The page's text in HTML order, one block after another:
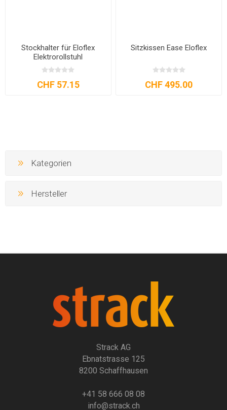
Stockhalter für Eloflex
Elektrorollstuhl
CHF 57.15
Sitzkissen Ease Eloflex
CHF 495.00
Kategorien
Hersteller
Strack AG
Ebnatstrasse 125
8200 Schaffhausen
+41 58 666 08 08
info@strack.ch